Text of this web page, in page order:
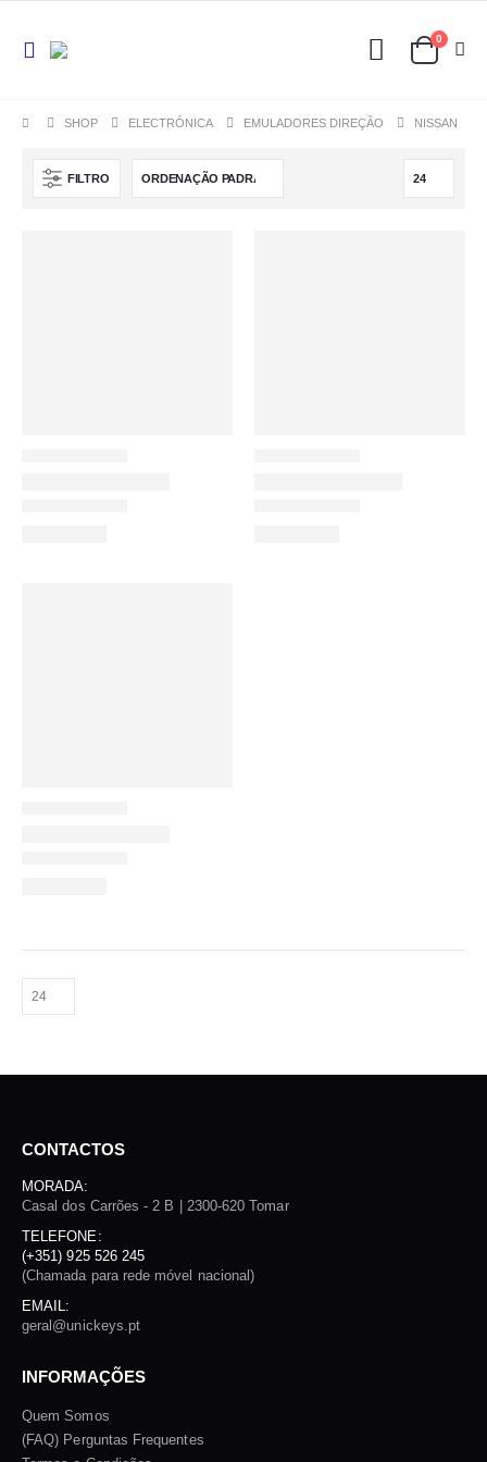
0
SHOP ELECTRÓNICA EMULADORES DIREÇÃO NISSAN
FILTRO
CONTACTOS
MORADA:
Casal dos Carrões - 2 B | 2300-620 Tomar
TELEFONE:
(+351) 925 526 245
(Chamada para rede móvel nacional)
EMAIL:
geral@unickeys.pt
INFORMAÇÕES
Quem Somos
(FAQ) Perguntas Frequentes